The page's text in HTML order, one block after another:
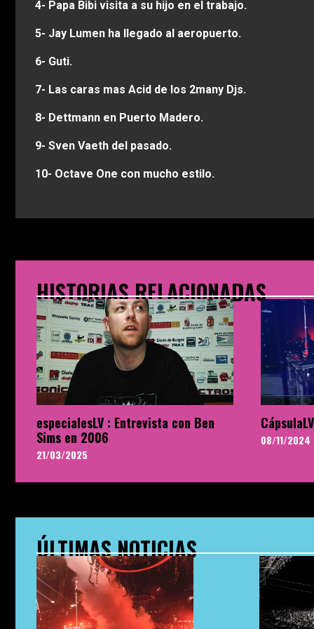
4- Papa Bibi visita a su hijo en el trabajo.
5- Jay Lumen ha llegado al aeropuerto.
6- Guti.
7- Las caras mas Acid de los 2many Djs.
8- Dettmann en Puerto Madero.
9- Sven Vaeth del pasado.
10- Octave One con mucho estilo.
HISTORIAS RELACIONADAS
especialesLV : Entrevista con Ben
Sims en 2006
21/03/2025
08/11/2024
ÚLTIMAS NOTICIAS